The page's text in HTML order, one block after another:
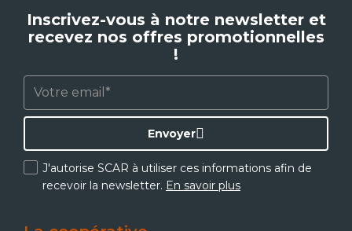
Inscrivez-vous à notre newsletter et
recevez nos offres promotionnelles
!
J'autorise SCAR à utiliser ces informations afin de
recevoir la newsletter. En savoir plus
Envoyer